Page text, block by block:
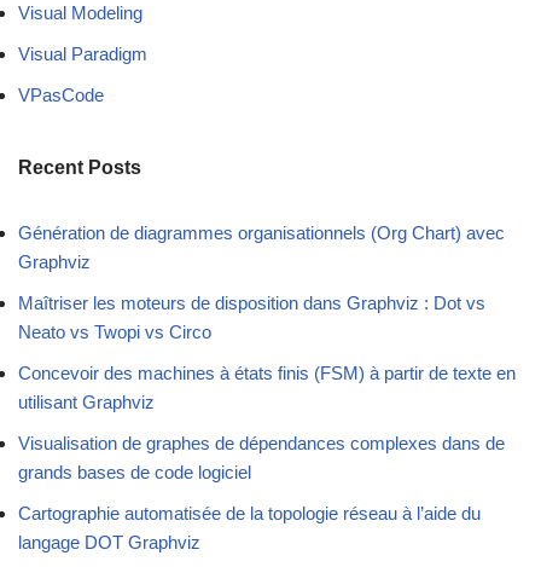
Visual Modeling
Visual Paradigm
VPasCode
Recent Posts
Génération de diagrammes organisationnels (Org Chart) avec
Graphviz
Maîtriser les moteurs de disposition dans Graphviz : Dot vs
Neato vs Twopi vs Circo
Concevoir des machines à états finis (FSM) à partir de texte en
utilisant Graphviz
Visualisation de graphes de dépendances complexes dans de
grands bases de code logiciel
Cartographie automatisée de la topologie réseau à l’aide du
langage DOT Graphviz